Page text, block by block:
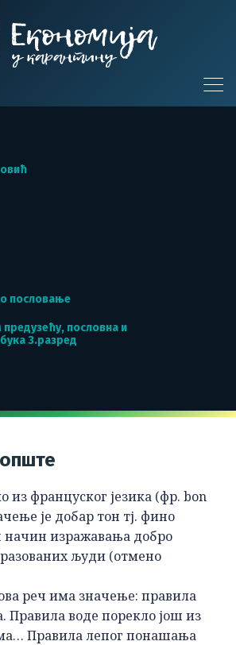
пословање
предузећу, пословна и
3.разред
из француског језика (фр. bon
је добар тон тј. фино
изражавања добро
људи (отмено
реч има значење: правила
Правила воде порекло још из
Правила лепог понашања